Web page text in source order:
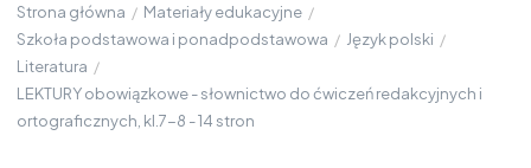
Strona główna / Materiały edukacyjne /
Szkoła podstawowa i ponadpodstawowa / Język polski /
Literatura /
LEKTURY obowiązkowe - słownictwo do ćwiczeń redakcyjnych i
ortograficznych, kl.7-8 - 14 stron